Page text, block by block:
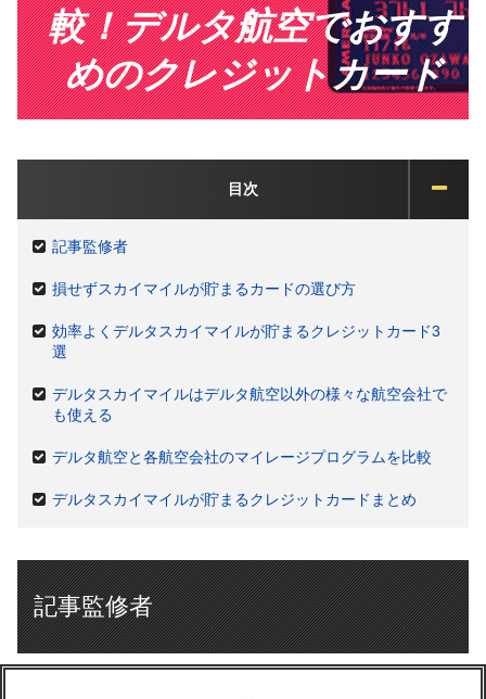
較！デルタ航空でおすす
めのクレジットカード
目次
記事監修者
損せずスカイマイルが貯まるカードの選び方
効率よくデルタスカイマイルが貯まるクレジットカード3
選
デルタスカイマイルはデルタ航空以外の様々な航空会社で
も使える
デルタ航空と各航空会社のマイレージプログラムを比較
デルタスカイマイルが貯まるクレジットカードまとめ
記事監修者